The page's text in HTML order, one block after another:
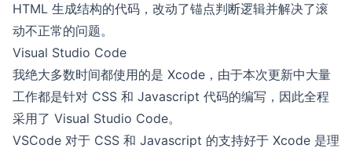
HTML 生成结构的代码，改动了锚点判断逻辑并解决了滚
动不正常的问题。
Visual Studio Code
我绝大多数时间都使用的是 Xcode，由于本次更新中大量
工作都是针对 CSS 和 Javascript 代码的编写，因此全程
采用了 Visual Studio Code。
VSCode 对于 CSS 和 Javascript 的支持好于 Xcode 是理